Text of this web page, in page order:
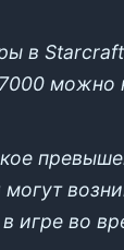
в
7000
игре во